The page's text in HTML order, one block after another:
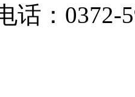
：0372-